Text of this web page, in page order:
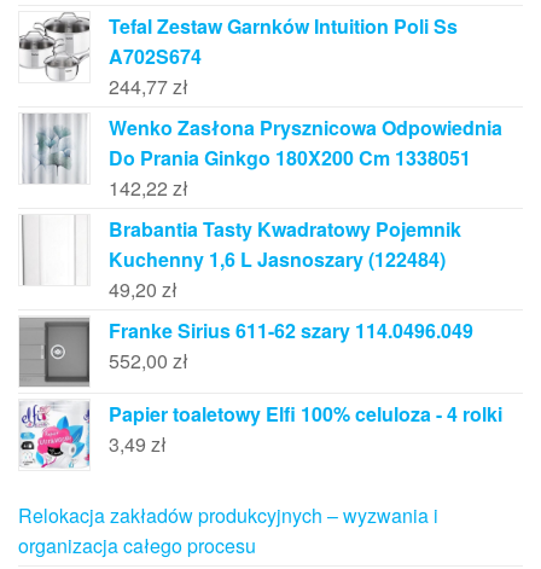
Tefal Zestaw Garnków Intuition Poli Ss
A702S674
244,77zł
Wenko Zasłona Prysznicowa Odpowiednia
Do Prania Ginkgo 180X200 Cm 1338051
142,22 zł
Brabantia Tasty Kwadratowy Pojemnik
Kuchenny 1,6 L Jasnoszary (122484)
49,20 zł
Franke Sirius 611-62 szary 114.0496.049
552,00 zł
Papier toaletowy Elfi 100% celuloza - 4 rolki
3,49 zł
Relokacja zakładów produkcyjnych – wyzwania i
organizacja całego procesu